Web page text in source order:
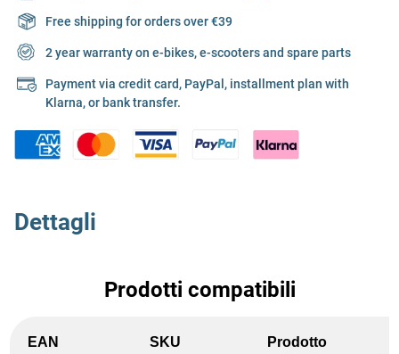
Free shipping for orders over €39
2 year warranty on e-bikes, e-scooters and spare parts
Payment via credit card, PayPal, installment plan with
Klarna, or bank transfer.
Dettagli
Prodotti compatibili
EAN SKU Prodotto